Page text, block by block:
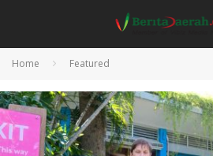
Home Featured